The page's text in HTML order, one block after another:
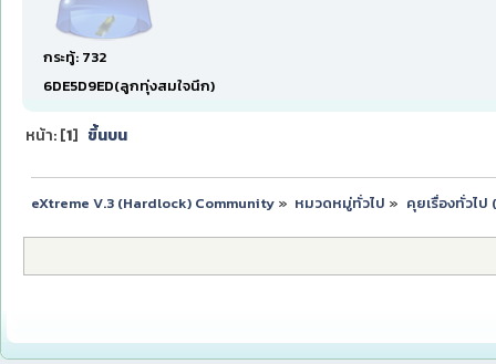
กระทู้: 732
6DE5D9ED(ลูกทุ่งสมใจนึก)
หน้า: [1] ขึ้นบน
eXtreme V.3 (Hardlock) Community» หมวดหมู่ทั่วไป » คุยเรื่องทั่วไป